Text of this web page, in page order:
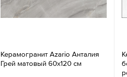
Керамогранит Azario Анталия
Грей матовый 60x120 см